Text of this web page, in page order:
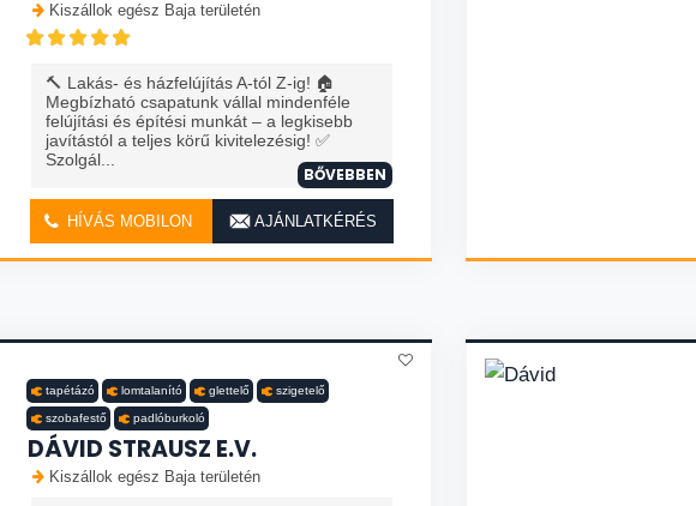
Kiszállok egész Baja területén
🔨 Lakás- és házfelújítás A-tól Z-ig! 🏠
Megbízható csapatunk vállal mindenféle
felújítási és építési munkát – a legkisebb
javítástól a teljes körű kivitelezésig! ✅
Szolgál...
BŐVEBBEN
HÍVÁS MOBILON AJÁNLATKÉRÉS
tapétázó lomtalanító glettelő szigetelő
szobafestő padlóburkoló
DÁVID STRAUSZ E.V.
Kiszállok egész Baja területén